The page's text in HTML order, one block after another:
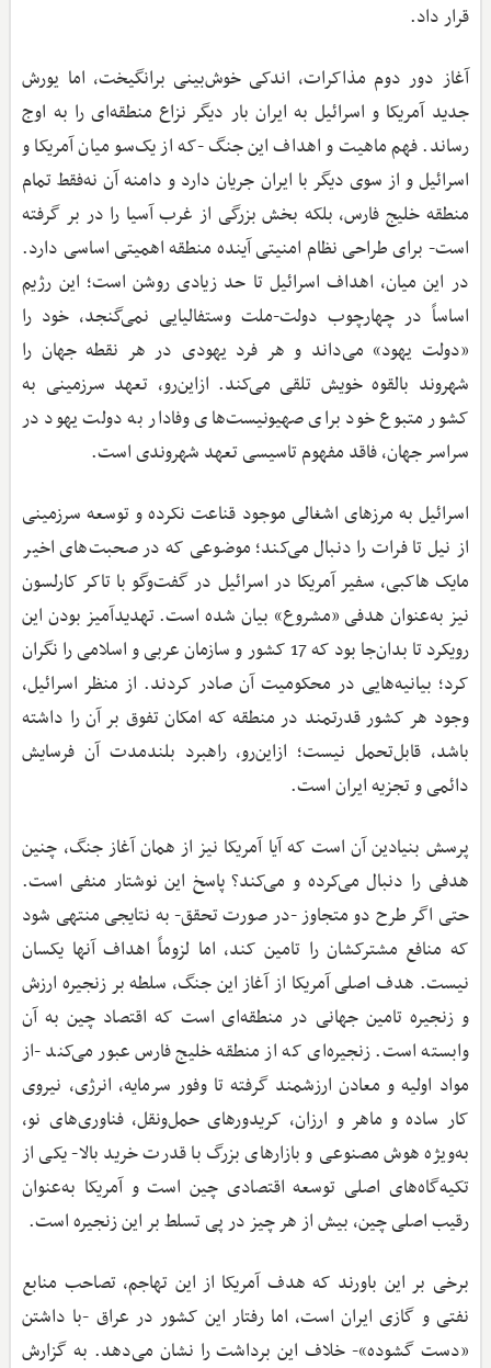
قرار داد.
آغاز دور دوم مذاکرات، اندکی خوش‌بینی برانگیخت، اما یورش
جدید آمریکا و اسرائیل به ایران بار دیگر نزاع منطقه‌ای را به اوج
رساند. فهم ماهیت و اهداف این جنگ -که از یک‌سو میان آمریکا و
اسرائیل و از سوی دیگر با ایران جریان دارد و دامنه آن نه‌فقط تمام
منطقه خلیج فارس، بلکه بخش بزرگی از غرب آسیا را در بر گرفته
است- برای طراحی نظام امنیتی آینده منطقه اهمیتی اساسی دارد.
در این میان، اهداف اسرائیل تا حد زیادی روشن است؛ این رژیم
اساساً در چهارچوب دولت-ملت وستفالیایی نمی‌گنجد، خود را
«دولت یهود» می‌داند و هر فرد یهودی در هر نقطه جهان را
شهروند بالقوه خویش تلقی می‌کند. ازاین‌رو، تعهد سرزمینی به
کشور متبوع خود برای صهیونیست‌های وفادار به دولت یهود در
سراسر جهان، فاقد مفهوم تاسیسی تعهد شهروندی است.
اسرائیل به مرزهای اشغالی موجود قناعت نکرده و توسعه سرزمینی
از نیل تا فرات را دنبال می‌کند؛ موضوعی که در صحبت‌های اخیر
مایک هاکبی، سفیر آمریکا در اسرائیل در گفت‌وگو با تاکر کارلسون
نیز به‌عنوان هدفی «مشروع» بیان شده است. تهدیدآمیز بودن این
رویکرد تا بدان‌جا بود که 17 کشور و سازمان عربی و اسلامی را نگران
کرد؛ بیانیه‌هایی در محکومیت آن صادر کردند. از منظر اسرائیل،
وجود هر کشور قدرتمند در منطقه که امکان تفوق بر آن را داشته
باشد، قابل‌تحمل نیست؛ ازاین‌رو، راهبرد بلندمدت آن فرسایش
دائمی و تجزیه ایران است.
پرسش بنیادین آن است که آیا آمریکا نیز از همان آغاز جنگ، چنین
هدفی را دنبال می‌کرده و می‌کند؟ پاسخ این نوشتار منفی است.
حتی اگر طرح دو متجاوز -در صورت تحقق- به نتایجی منتهی شود
که منافع مشترکشان را تامین کند، اما لزوماً اهداف آنها یکسان
نیست. هدف اصلی آمریکا از آغاز این جنگ، سلطه بر زنجیره ارزش
و زنجیره تامین جهانی در منطقه‌ای است که اقتصاد چین به آن
وابسته است. زنجیره‌ای که از منطقه خلیج فارس عبور می‌کند -از
مواد اولیه و معادن ارزشمند گرفته تا وفور سرمایه، انرژی، نیروی
کار ساده و ماهر و ارزان، کریدورهای حمل‌ونقل، فناوری‌های نو،
به‌ویژه هوش مصنوعی و بازارهای بزرگ با قدرت خرید بالا- یکی از
تکیه‌گاه‌های اصلی توسعه اقتصادی چین است و آمریکا به‌عنوان
رقیب اصلی چین، بیش از هر چیز در پی تسلط بر این زنجیره است.
برخی بر این باورند که هدف آمریکا از این تهاجم، تصاحب منابع
نفتی و گازی ایران است، اما رفتار این کشور در عراق -با داشتن
«دست گشوده»- خلاف این برداشت را نشان می‌دهد. به گزارش